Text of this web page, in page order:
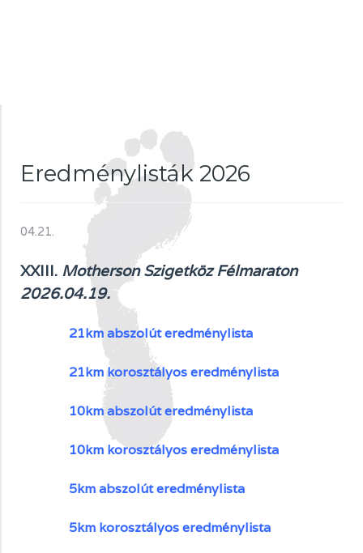
Eredménylisták 2026
04.21.
XXIII. Motherson Szigetköz Félmaraton
2026.04.19.
21km abszolút eredménylista
21km korosztályos eredménylista
10km abszolút eredménylista
10km korosztályos eredménylista
5km abszolút eredménylista
5km korosztályos eredménylista